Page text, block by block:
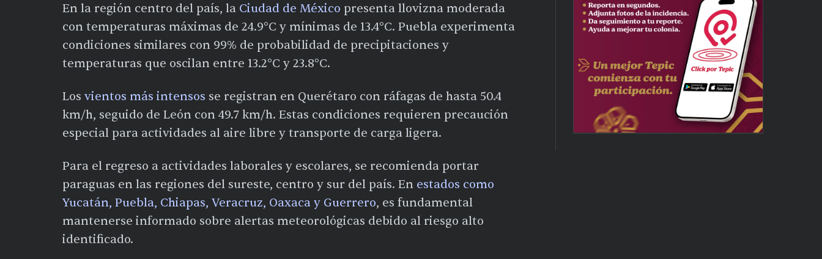
En la región centro del país, la Ciudad de México presenta llovizna moderada
con temperaturas máximas de 24.9°C y mínimas de 13.4°C. Puebla experimenta
condiciones similares con 99% de probabilidad de precipitaciones y
temperaturas que oscilan entre 13.2°C y 23.8°C.
Los vientos más intensos se registran en Querétaro con ráfagas de hasta 50.4
km/h, seguido de León con 49.7 km/h. Estas condiciones requieren precaución
especial para actividades al aire libre y transporte de carga ligera.
Para el regreso a actividades laborales y escolares, se recomienda portar
paraguas en las regiones del sureste, centro y sur del país. En estados como
Yucatán, Puebla, Chiapas, Veracruz, Oaxaca y Guerrero, es fundamental
mantenerse informado sobre alertas meteorológicas debido al riesgo alto
identificado.